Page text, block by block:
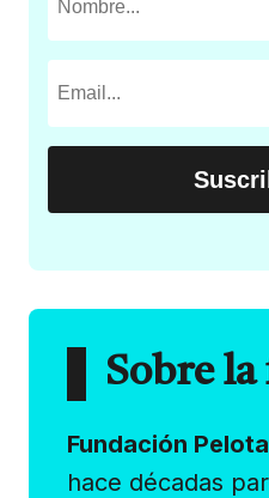
Sobre
Fundación
hace décadas